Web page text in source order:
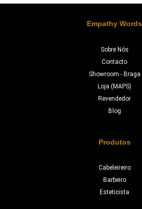
Empathy Words
Sobre Nós
Contacto
Showroom - Braga
Loja (MAPS)
Revendedor
Blog
Produtos
Cabeleireiro
Barbeiro
Esteticista